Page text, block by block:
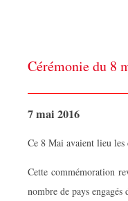
Cérémonie du 8
7 mai 2016
Ce 8 Mai avaient lieu les
Cette commémoration
nombre de pays